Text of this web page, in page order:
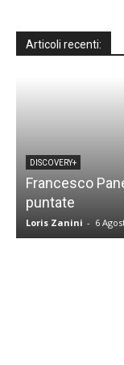
Articoli recenti:
DISCOVERY+
Francesco
puntate
Loris Zanini - 6